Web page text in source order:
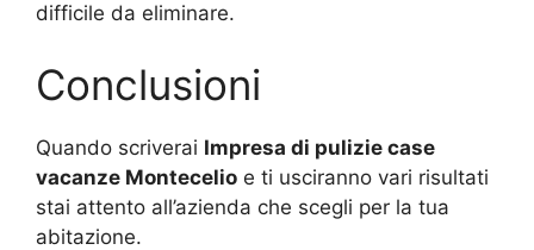
difficile da eliminare.
Conclusioni
Quando scriverai Impresa di pulizie case
vacanze Montecelio e ti usciranno vari risultati
stai attento all’azienda che scegli per la tua
abitazione.